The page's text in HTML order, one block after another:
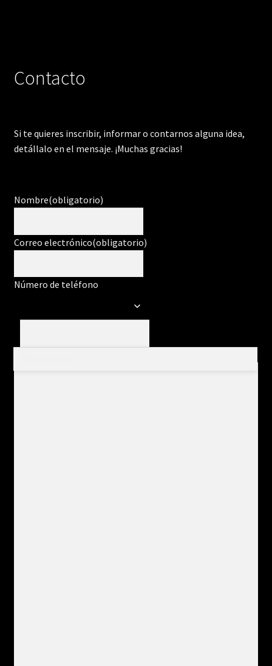
Contacto
Si te quieres inscribir, informar o contarnos alguna idea,
detállalo en el mensaje. ¡Muchas gracias!
Nombre(obligatorio)
Correo electrónico(obligatorio)
Número de teléfono